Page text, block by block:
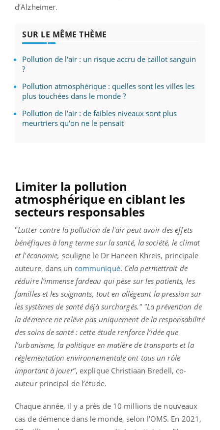
d’Alzheimer.
SUR LE MÊME THÈME
Pollution de l'air : un risque accru de caillot sanguin
?
Pollution atmosphérique : quelles sont les villes les
plus touchées dans le monde ?
Pollution de l'air : de faibles niveaux sont plus
meurtriers qu'on ne le pensait
Limiter la pollution
atmosphérique en ciblant les
secteurs responsables
"Lutter contre la pollution de l'air peut avoir des effets
bénéfiques à long terme sur la santé, la société, le climat
et l'économie, souligne le Dr Haneen Khreis, principale
auteure, dans un communiqué. Cela permettrait de
réduire l’immense fardeau qui pèse sur les patients, les
familles et les soignants, tout en allégeant la pression sur
les systèmes de santé déjà surchargés." "La prévention de
la démence ne relève pas uniquement de la responsabilité
des soins de santé : cette étude renforce l’idée que
l’urbanisme, la politique en matière de transports et la
réglementation environnementale ont tous un rôle
important à jouer”, explique Christiaan Bredell, co-
auteur principal de l’étude.
Chaque année, il y a près de 10 millions de nouveaux
cas de démence dans le monde, selon l’OMS. En 2021,